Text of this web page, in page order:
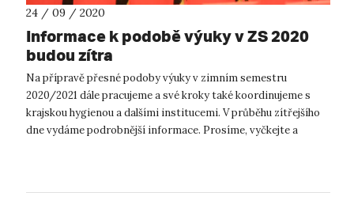
24 / 09 / 2020
Informace k podobě výuky v ZS 2020
budou zítra
Na přípravě přesné podoby výuky v zimním semestru
2020/2021 dále pracujeme a své kroky také koordinujeme s
krajskou hygienou a dalšími institucemi. V průběhu zítřejšího
dne vydáme podrobnější informace. Prosíme, vyčkejte a